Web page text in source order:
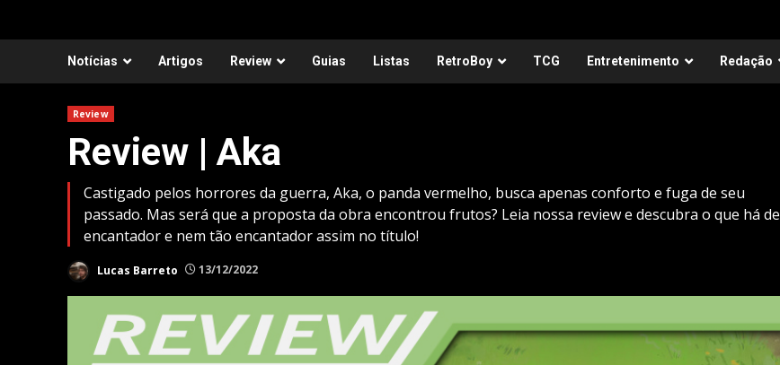
Notícias Artigos Review Guias Listas RetroBoy TCG Entretenimento Redação
Review
Review | Aka
Castigado pelos horrores da guerra, Aka, o panda vermelho, busca apenas conforto e fuga de seu
passado. Mas será que a proposta da obra encontrou frutos? Leia nossa review e descubra o que há de
encantador e nem tão encantador assim no título!
Lucas Barreto 13/12/2022